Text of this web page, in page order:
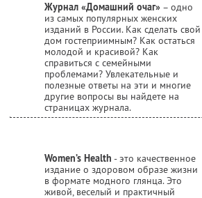
Журнал «Домашний очаг» – одно
из самых популярных женских
изданий в России. Как сделать свой
дом гостеприимным? Как остаться
молодой и красивой? Как
справиться с семейными
проблемами? Увлекательные и
полезные ответы на эти и многие
другие вопросы вы найдете на
страницах журнала.
Women’s Health - это качественное
издание о здоровом образе жизни
в формате модного глянца. Это
живой, веселый и практичный